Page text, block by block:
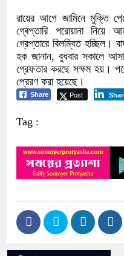
রায়ের আগে জামিনে মুক্তি
গ্ৰেপ্তারি পরোয়ানা নিয়ে
গ্রেপ্তারে বিলম্বিত হচ্ছিল।
হক জানান, বুধবার সকালে
গ্রেফতার করছে সক্ষম হয়।
প্রেরণ করা হয়েছে।
Share Post
Tag :